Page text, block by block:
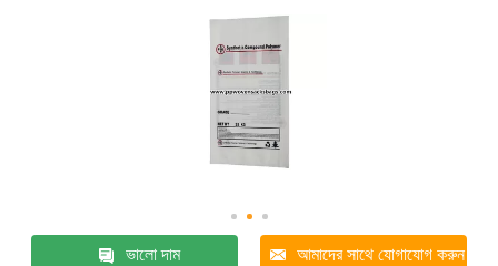
ভালো দাম আমাদের সাথে যোগাযোগ করুন